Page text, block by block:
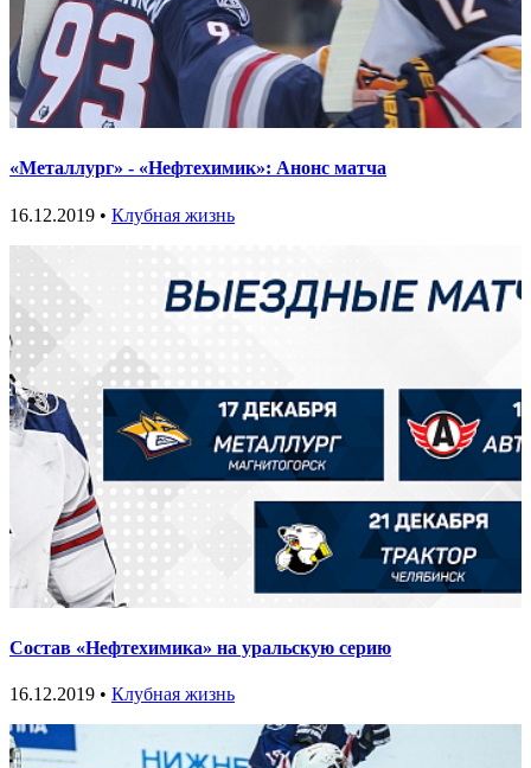
«Металлург» - «Нефтехимик»: Анонс матча
16.12.2019 • Клубная жизнь
Состав «Нефтехимика» на уральскую серию
16.12.2019 • Клубная жизнь